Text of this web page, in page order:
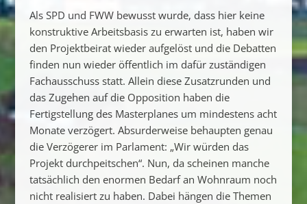
Als SPD und FWW bewusst wurde, dass hier keine
konstruktive Arbeitsbasis zu erwarten ist, haben wir
den Projektbeirat wieder aufgelöst und die Debatten
finden nun wieder öffentlich im dafür zuständigen
Fachausschuss statt. Allein diese Zusatzrunden und
das Zugehen auf die Opposition haben die
Fertigstellung des Masterplanes um mindestens acht
Monate verzögert. Absurderweise behaupten genau
die Verzögerer im Parlament: „Wir würden das
Projekt durchpeitschen“. Nun, da scheinen manche
tatsächlich den enormen Bedarf an Wohnraum noch
nicht realisiert zu haben. Dabei hängen die Themen